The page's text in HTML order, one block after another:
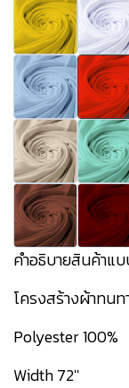
คำอธิบายสินค้าแ
โครงสร้างผ้าทน
Polyester 100%
Width 72''